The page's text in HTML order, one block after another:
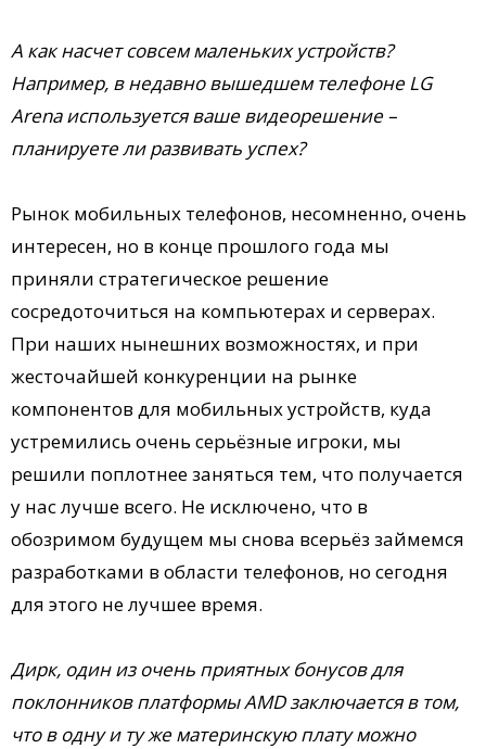
А как насчет совсем маленьких устройств?
Например, в недавно вышедшем телефоне LG
Arena используется ваше видеорешение –
планируете ли развивать успех?
Рынок мобильных телефонов, несомненно, очень
интересен, но в конце прошлого года мы
приняли стратегическое решение
сосредоточиться на компьютерах и серверах.
При наших нынешних возможностях, и при
жесточайшей конкуренции на рынке
компонентов для мобильных устройств, куда
устремились очень серьёзные игроки, мы
решили поплотнее заняться тем, что получается
у нас лучше всего. Не исключено, что в
обозримом будущем мы снова всерьёз займемся
разработками в области телефонов, но сегодня
для этого не лучшее время.
Дирк, один из очень приятных бонусов для
поклонников платформы AMD заключается в том,
что в одну и ту же материнскую плату можно